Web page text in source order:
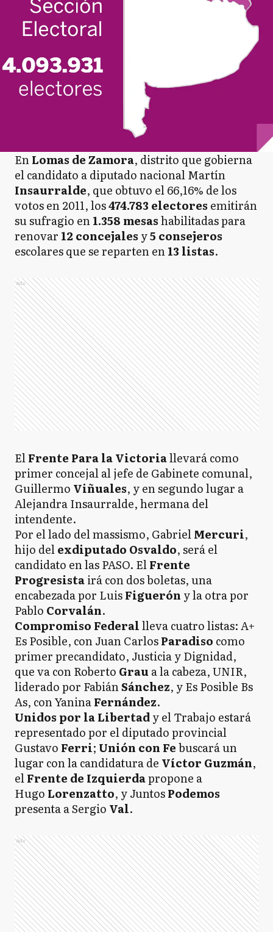
EnLomas de Zamora, distrito que gobierna
el candidato a diputado nacional Martín
Insaurralde, que obtuvo el 66,16% de los
votos en 2011, los474.783 electores emitirán
su sufragio en1.358 mesashabilitadas para
renovar 12 concejales y5 consejeros
escolares que se reparten en13 listas.
Ads
ElFrente Para la Victoriallevará como
primer concejal al jefe de Gabinete comunal,
Guillermo Viñuales, y en segundo lugar a
Alejandra Insaurralde, hermana del
intendente.
Por el lado del massismo, GabrielMercuri,
hijo delexdiputado Osvaldo, será el
candidato en las PASO. ElFrente
Progresistairá con dos boletas, una
encabezada por LuisFiguerón y la otra por
Pablo Corvalán.
Compromiso Federallleva cuatro listas: A+
Es Posible, con Juan CarlosParadiso como
primer precandidato, Justicia y Dignidad,
que va con Roberto Grau a la cabeza, UNIR,
liderado por FabiánSánchez, y Es Posible Bs
As, con YaninaFernández.
Unidos por la Libertady el Trabajo estará
representado por el diputado provincial
Gustavo Ferri; Unión con Febuscará un
lugar con la candidatura de Víctor Guzmán,
elFrente de Izquierdapropone a
Hugo Lorenzatto, y JuntosPodemos
presenta a Sergio Val.
Ads